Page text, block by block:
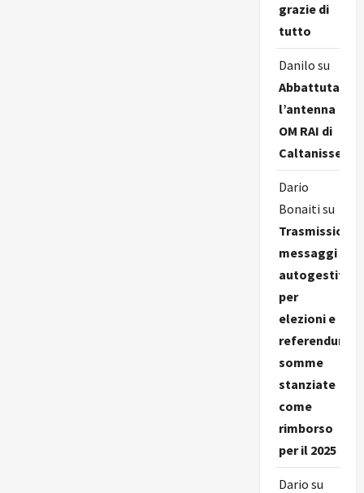
grazie di
tutto
Danilo su
Abbattuta
l’antenna
OM RAI di
Caltanissetta
Dario
Bonaiti su
Trasmissione
messaggi
autogestiti
per
elezioni e
referendum,
somme
stanziate
come
rimborso
per il 2025
Dario su